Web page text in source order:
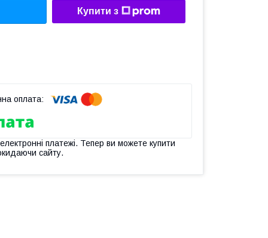
Купити з
платежі. Тепер ви можете купити
сайту.